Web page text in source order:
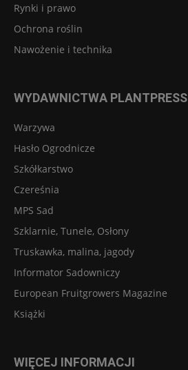
Rynki i prawo
Ochrona roślin
Nawożenie i technika
WYDAWNICTWA PLANTPRESS
Warzywa
Hasło Ogrodnicze
Szkółkarstwo
Czereśnia
MPS Sad
Szklarnie, Tunele, Osłony
Truskawka, malina, jagody
Informator Sadowniczy
European Fruitgrowers Magazine
Książki
WIĘCEJ INFORMACJI